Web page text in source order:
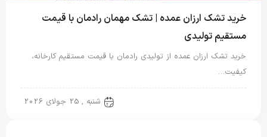
خرید تشک ارزان عمده | تشک مهمان رادمان با قیمت
مستقیم تولیدی
خرید تشک ارزان عمده از تولیدی رادمان با قیمت مستقیم کارخانه،
کیفیت…
شنبه , 25 جولای 2026